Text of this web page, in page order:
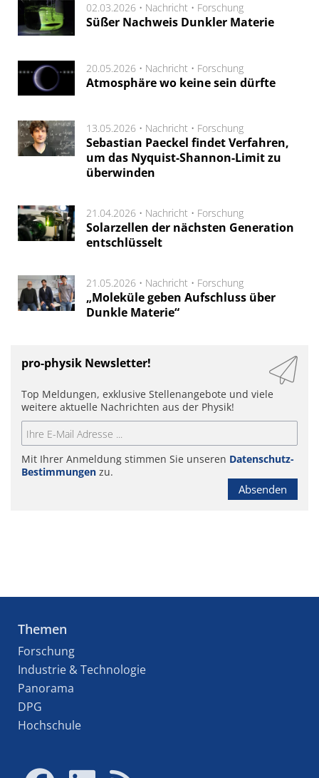
02.03.2026 • Nachricht • Forschung
Süßer Nachweis Dunkler Materie
20.05.2026 • Nachricht • Forschung
Atmosphäre wo keine sein dürfte
13.05.2026 • Nachricht • Forschung
Sebastian Paeckel findet Verfahren,
um das Nyquist-Shannon-Limit zu
überwinden
21.04.2026 • Nachricht • Forschung
Solarzellen der nächsten Generation
entschlüsselt
21.05.2026 • Nachricht • Forschung
„Moleküle geben Aufschluss über
Dunkle Materie“
pro-physik Newsletter!
Top Meldungen, exklusive Stellenangebote und viele
weitere aktuelle Nachrichten aus der Physik!
Mit Ihrer Anmeldung stimmen Sie unseren Datenschutz-
Bestimmungen zu.
Absenden
Themen
Forschung
Industrie & Technologie
Panorama
DPG
Hochschule